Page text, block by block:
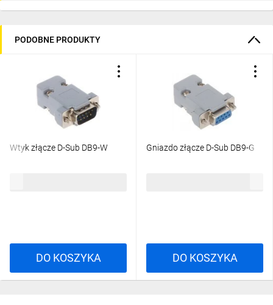
PODOBNE PRODUKTY
Wtyk złącze D-Sub DB9-W
DO KOSZYKA
Gniazdo złącze D-Sub DB9-G
DO KOSZYKA